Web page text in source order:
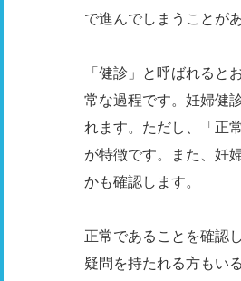
で進んでしまうことが
「健診」と呼ばれると
常な過程です。妊婦健
れます。ただし、「正
が特徴です。また、妊
かも確認します。
正常であることを確認
疑問を持たれる方もい